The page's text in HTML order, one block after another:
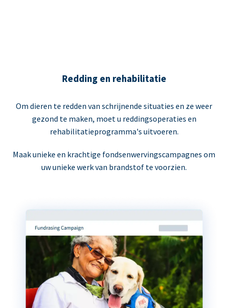
Redding en rehabilitatie
Om dieren te redden van schrijnende situaties en ze weer
gezond te maken, moet u reddingsoperaties en
rehabilitatieprogramma's uitvoeren.
Maak unieke en krachtige fondsenwervingscampagnes om
uw unieke werk van brandstof te voorzien.